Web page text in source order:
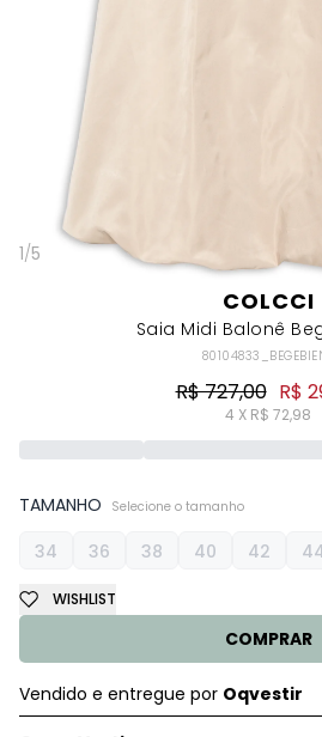
1/5
COLCCI
Saia Midi Balonê
R$ 727,00 R$
4 X R$ 72,98
TAMANHO Selecione o tamanho
34 36 38 40 42
COMPRAR
WISHLIST
Vendido e entregue por Oqvestir